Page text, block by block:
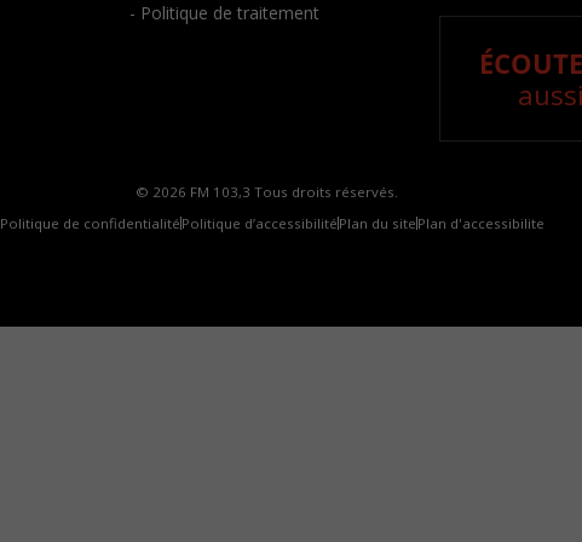
- Politique de traitement
© 2026 FM 103,3 Tous droits réservés.
Politique de confidentialité Politique d’accessibilité Plan du site Plan d'accessibilite